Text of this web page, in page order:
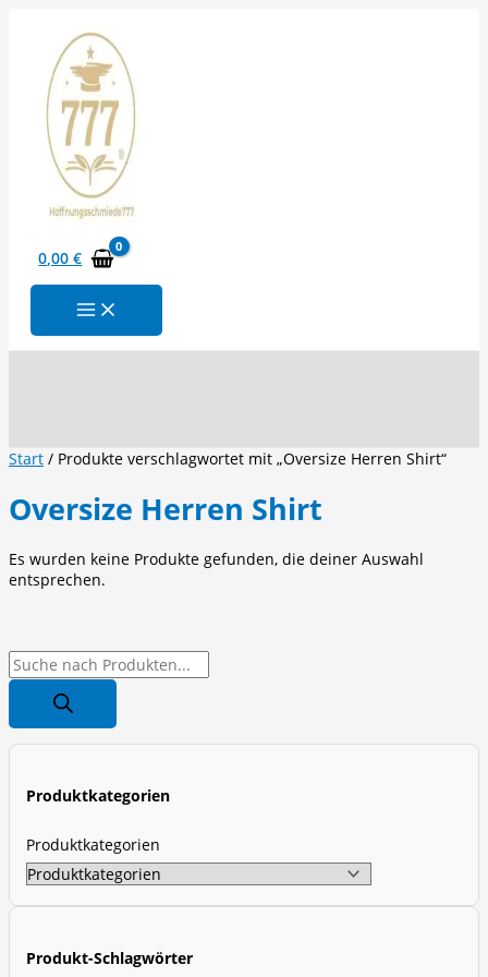
springen
0,00€
P
o
d
s
Produktkategorien
Produktkategorien
Produkt-Schlagwörter
Start / Produkte verschlagwortet mit „Oversize Herren Shirt“
Oversize Herren Shirt
Es wurden keine Produkte gefunden, die deiner Auswahl
entsprechen.